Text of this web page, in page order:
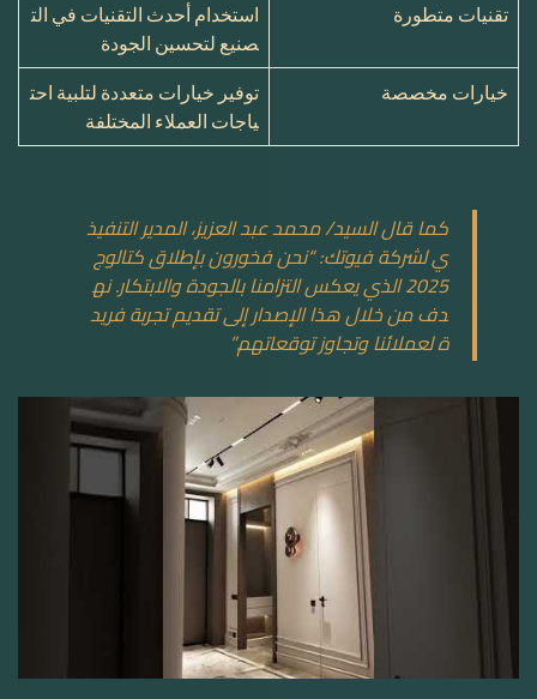
تقنيات متطورة
استخدام أحدث التقنيات في الت
صنيع لتحسين الجودة
خيارات مخصصة
توفير خيارات متعددة لتلبية احت
ياجات العملاء المختلفة
كما قال السيد/ محمد عبد العزيز، المدير التنفيذ
ي لشركة فيوتك: “نحن فخورون بإطلاق كتالوج
2025 الذي يعكس التزامنا بالجودة والابتكار. نه
دف من خلال هذا الإصدار إلى تقديم تجربة فريد
ة لعملائنا وتجاوز توقعاتهم.”